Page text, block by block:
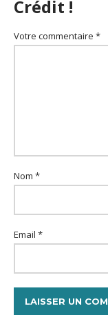
Crédit !
Votre commentaire *
Nom *
Email *